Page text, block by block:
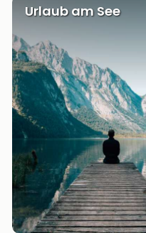
Urlaub am See